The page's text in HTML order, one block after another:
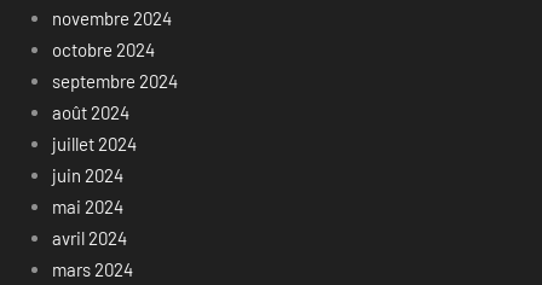
novembre 2024
octobre 2024
septembre 2024
août 2024
juillet 2024
juin 2024
mai 2024
avril 2024
mars 2024